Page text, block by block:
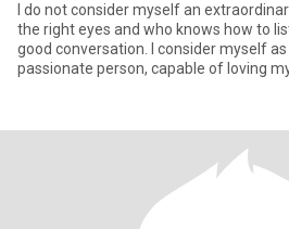
I do not consider myself an
the right eyes and who knows how to
good conversation. I consider myself
passionate person, capable of loving